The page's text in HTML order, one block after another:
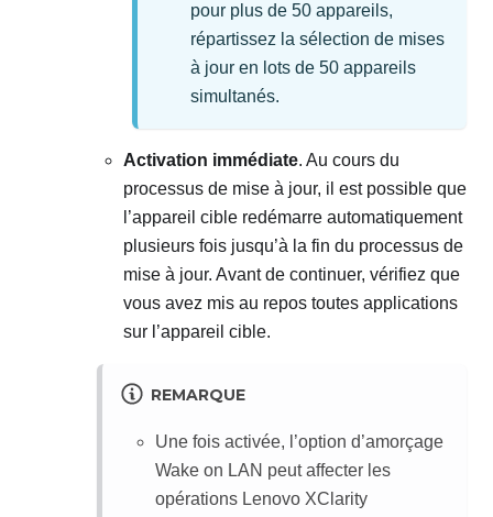
pour plus de 50 appareils,
répartissez la sélection de mises
à jour en lots de 50 appareils
simultanés.
Activation immédiate. Au cours du
processus de mise à jour, il est possible que
l’appareil cible redémarre automatiquement
plusieurs fois jusqu’à la fin du processus de
mise à jour. Avant de continuer, vérifiez que
vous avez mis au repos toutes applications
sur l’appareil cible.
REMARQUE
Une fois activée, l’option d’amorçage
Wake on LAN peut affecter les
opérations Lenovo XClarity